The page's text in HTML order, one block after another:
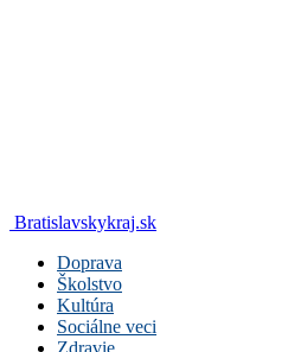
Bratislavskykraj.sk
Doprava
Školstvo
Kultúra
Sociálne veci
Zdravie